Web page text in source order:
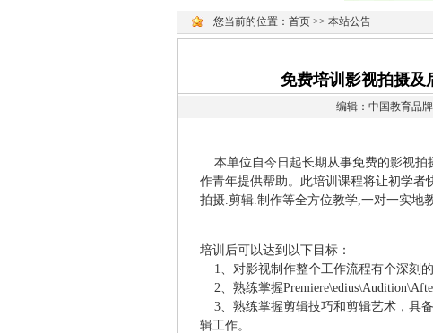
您当前的位置： 首页 >> 本站公告
免费培训影视拍摄及
编辑：中国教育品
本单位自今日起长期从事免费的影视拍
作青年提供帮助。此培训课程将让初学
拍摄.剪辑.制作等全方位教学,一对一实地
培训后可以达到以下目标：
1、对影视制作整个工作流程有个深刻
2、熟练掌握
3、熟练掌握剪辑技巧和剪辑艺术，具
辑工作。